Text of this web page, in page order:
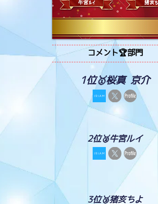
コメント🏆部門
1位🥇桜真 京介
2位🥈牛宮ルイ
3位🥉猪亥ちよ